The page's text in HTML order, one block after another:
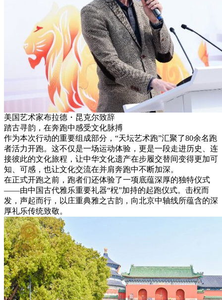
美国艺术家布拉德・昆克尔致辞
踏古寻韵，在奔跑中感受文化脉搏
作为本次行动的重要组成部分，“天坛艺术跑”汇聚了80余名跑
者活力开跑。这不仅是一场运动体验，更是一段走进历史、连
接彼此的文化旅程，让中华文化遗产在步履交替间变得更加可
知、可感，也让文化交流在并肩奔跑中不断加深。
在正式开跑之前，跑者们还体验了一项底蕴深厚的独特仪式
——由中国古代雅乐重要礼器“柷”加持的起跑仪式。击柷而
发，声起而行，以庄重典雅之古韵，向北京中轴线所蕴含的深
厚礼乐传统致敬。